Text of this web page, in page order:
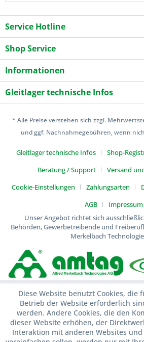
Service Hotline
Shop Service
Informationen
Gleitlager technische Infos
* Alle Preise verstehen sich zzgl.
und ggf. Nachnahmegebühren, wenn
Gleitlager technische Infos Shop-
Beratung / Support
Versand
Cookie-Einstellungen
Zahlungsarten
AGB
Impressum
Unser Angebot richtet sich
Behörden, Gewerbetreibende und
Merkelbach
Diese Website benutzt Cookies, die
Betrieb der Website erforderlich
werden. Andere Cookies, die den
dieser Website erhöhen, der
Interaktion mit anderen Websites